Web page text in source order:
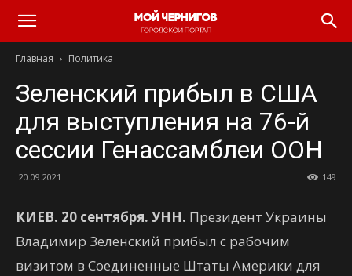
Главная Политика
Зеленский прибыл в США
для выступления на 76-й
сессии Генассамблеи ООН
20.09.2021 149
КИЕВ. 20 сентября. УНН. Президент Украины
Владимир Зеленский прибыл с рабочим
визитом в Соединенные Штаты Америки для